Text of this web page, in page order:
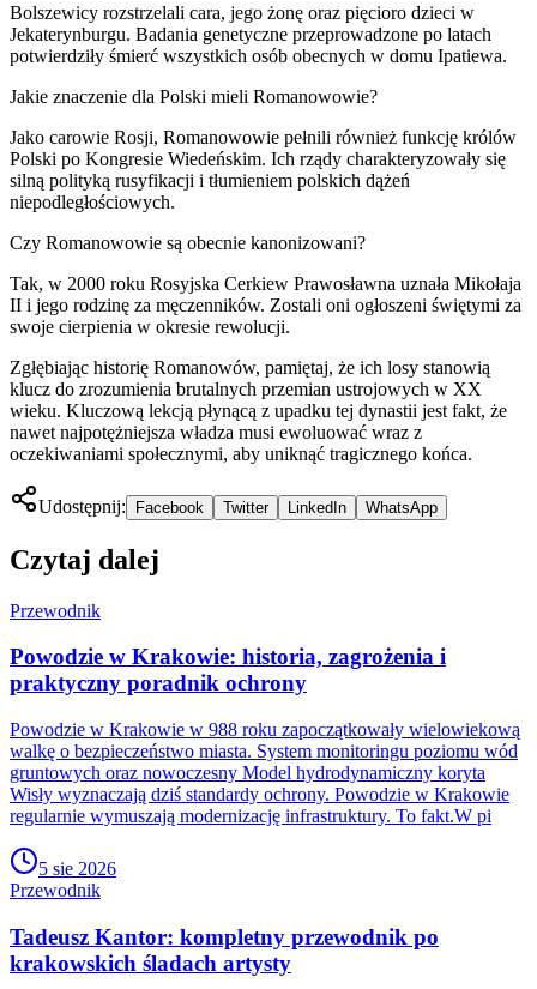
Bolszewicy rozstrzelali cara, jego żonę oraz pięcioro dzieci w
Jekaterynburgu. Badania genetyczne przeprowadzone po latach
potwierdziły śmierć wszystkich osób obecnych w domu Ipatiewa.
Jakie znaczenie dla Polski mieli Romanowowie?
Jako carowie Rosji, Romanowowie pełnili również funkcję królów
Polski po Kongresie Wiedeńskim. Ich rządy charakteryzowały się
silną polityką rusyfikacji i tłumieniem polskich dążeń
niepodległościowych.
Czy Romanowowie są obecnie kanonizowani?
Tak, w 2000 roku Rosyjska Cerkiew Prawosławna uznała Mikołaja
II i jego rodzinę za męczenników. Zostali oni ogłoszeni świętymi za
swoje cierpienia w okresie rewolucji.
Zgłębiając historię Romanowów, pamiętaj, że ich losy stanowią
klucz do zrozumienia brutalnych przemian ustrojowych w XX
wieku. Kluczową lekcją płynącą z upadku tej dynastii jest fakt, że
nawet najpotężniejsza władza musi ewoluować wraz z
oczekiwaniami społecznymi, aby uniknąć tragicznego końca.
Udostępnij: Facebook Twitter LinkedIn WhatsApp
Czytaj dalej
Przewodnik
Powodzie w Krakowie: historia, zagrożenia i
praktyczny poradnik ochrony
Powodzie w Krakowie w 988 roku zapoczątkowały wielowiekową
walkę o bezpieczeństwo miasta. System monitoringu poziomu wód
gruntowych oraz nowoczesny Model hydrodynamiczny koryta
Wisły wyznaczają dziś standardy ochrony. Powodzie w Krakowie
regularnie wymuszają modernizację infrastruktury. To fakt.W pi
5 sie 2026
Przewodnik
Tadeusz Kantor: kompletny przewodnik po
krakowskich śladach artysty